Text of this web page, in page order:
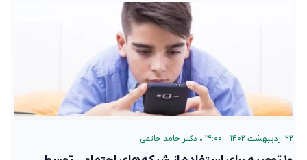
۲۲ اردیبهشت ۱۴۰۲ – ۱۴:۰۰ • دکتر حامد حاتمی